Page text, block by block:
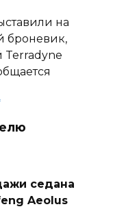
на
броневик,
Terradyne
седана
Aeolus